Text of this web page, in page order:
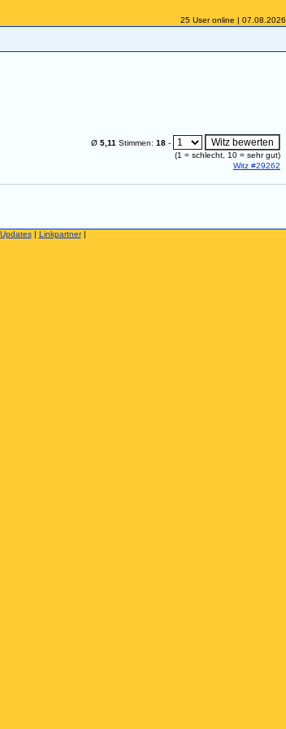
25 User online | 07.08.2026
Ø 5,11 Stimmen: 18 -
(1 = schlecht, 10 = sehr gut)
Witz #29262
Updates| Linkpartner|